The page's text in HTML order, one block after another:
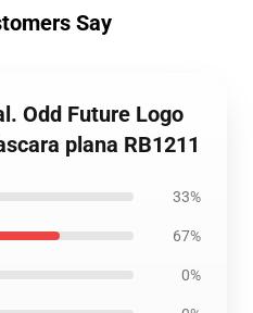
Say
Odd Future Logo
plana RB1211
33%
67%
0%